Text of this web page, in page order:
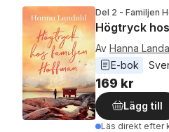
Del 2 - Familjen
Högtryck
Av Hanna
E-bok
169 kr
Lägg till
Läs direkt efter